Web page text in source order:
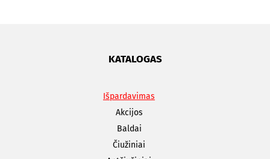
KATALOGAS
Išpardavimas
Akcijos
Baldai
Čiužiniai